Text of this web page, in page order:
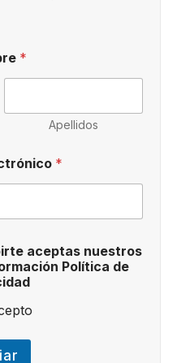
*
Apellidos
*
n
aceptas nuestros
Política de